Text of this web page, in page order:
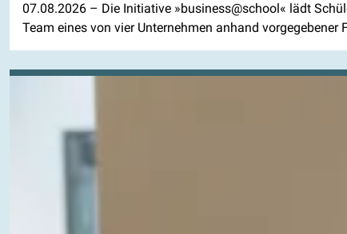
07.08.2026 – Die Initiative »business@school« lädt
Team eines von vier Unternehmen anhand